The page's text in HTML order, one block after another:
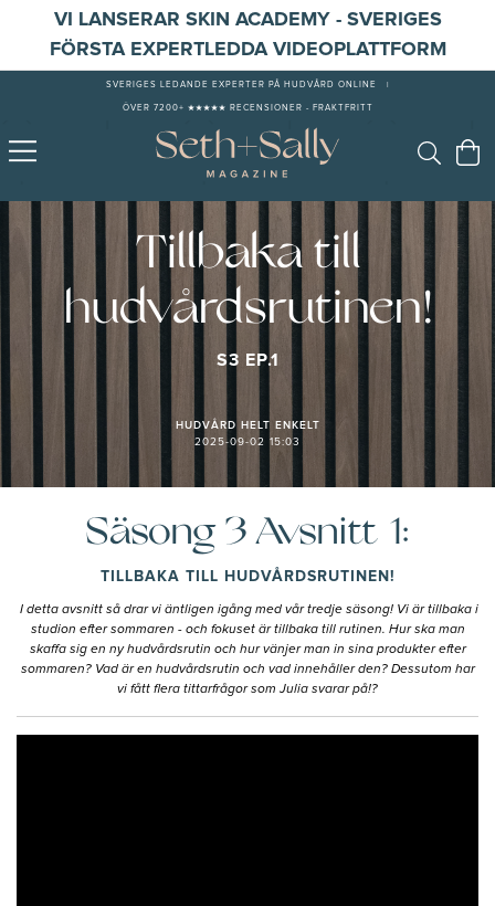
VI LANSERAR SKIN ACADEMY - SVERIGES
FÖRSTA EXPERTLEDDA VIDEOPLATTFORM
SVERIGES LEDANDE EXPERTER PÅ HUDVÅRD ONLINE
ÖVER 7200+ ★★★★★ RECENSIONER - FRAKTFRITT
Tillbaka till
hudvårdsrutinen!
S3 EP.1
HUDVÅRD HELT ENKELT
2025-09-02 15:03
Säsong 3 Avsnitt 1:
TILLBAKA TILL HUDVÅRDSRUTINEN!
I detta avsnitt så drar vi äntligen igång med vår tredje säsong! Vi är tillbaka i
studion efter sommaren - och fokuset är tillbaka till rutinen. Hur ska man
skaffa sig en ny hudvårdsrutin och hur vänjer man in sina produkter efter
sommaren? Vad är en hudvårdsrutin och vad innehåller den? Dessutom har
vi fått flera tittarfrågor som Julia svarar på!?